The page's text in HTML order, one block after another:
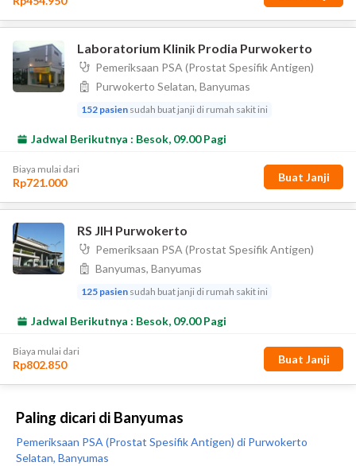
Paling dicari di Banyumas
Pemeriksaan PSA (Prostat Spesifik Antigen) di Purwokerto
Selatan, Banyumas